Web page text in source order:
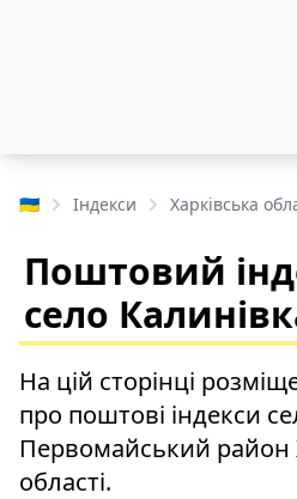
🇺🇦 Індекси Харківська
Поштовий
село
На цій сторінці
про поштові індекси
Первомайський район
області.